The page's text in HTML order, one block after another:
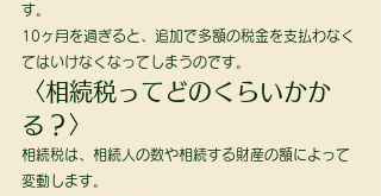
す。
10ヶ月を過ぎると、追加で多額の税金を支払わなく
てはいけなくなってしまうのです。
〈相続税ってどのくらいかか
る？〉
相続税は、相続人の数や相続する財産の額によって
変動します。